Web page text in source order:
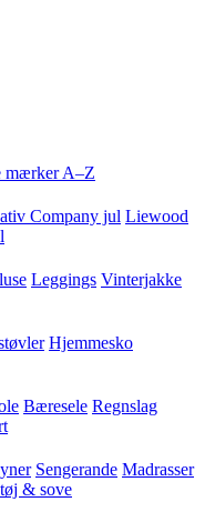
mærker A–Z
Company jul Liewood
Leggings Vinterjakke
Hjemmesko
Bæresele Regnslag
Sengerande Madrasser
& sove